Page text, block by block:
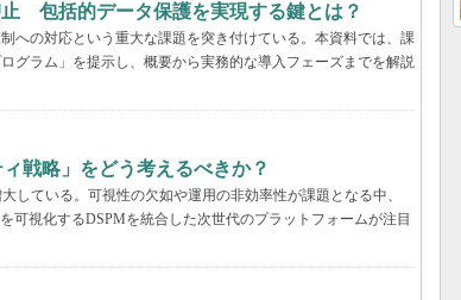
包括的データ保護を実現する鍵とは？
への対応という重大な課題を突き付けている。本資料では、課
グラム」を提示し、概要から実務的な導入フェーズまでを解説
戦略」をどう考えるべきか？
している。可視性の欠如や運用の非効率性が課題となる中、
可視化するDSPMを統合した次世代のプラットフォームが注目